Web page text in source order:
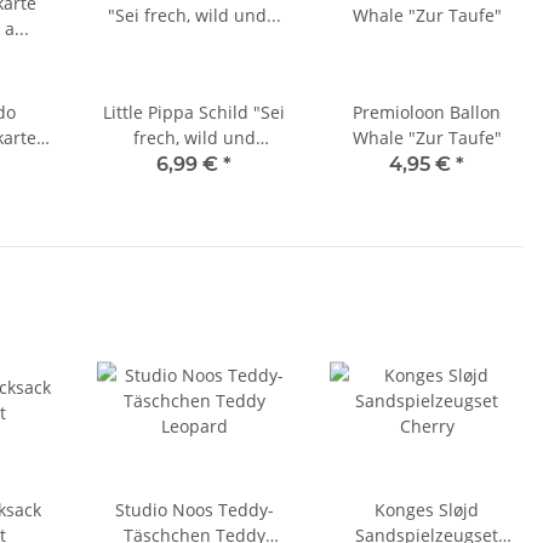
Little Pippa Schild "Sei
frech, wild und
wunderbar"
6,99 € *
Premioloon Ballon
Whale "Zur Taufe"
4,95 € *
Studio Noos Teddy-
Täschchen Teddy
Konges Sløjd
Sandspielzeugset